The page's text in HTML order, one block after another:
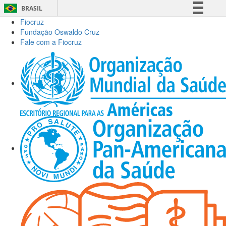
BRASIL
Acesso à informação
Legislação
Canais
Fiocruz
Fundação Oswaldo Cruz
Fale com a Fiocruz